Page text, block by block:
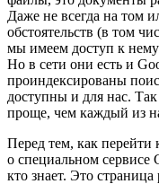
Даже не всегда на том
обстоятельств (в том
мы имеем доступ к
Но в сети они есть и
проиндексированы
доступны и для нас.
проще, чем каждый из
Перед тем, как перейти
о специальном сервисе
кто знает. Это